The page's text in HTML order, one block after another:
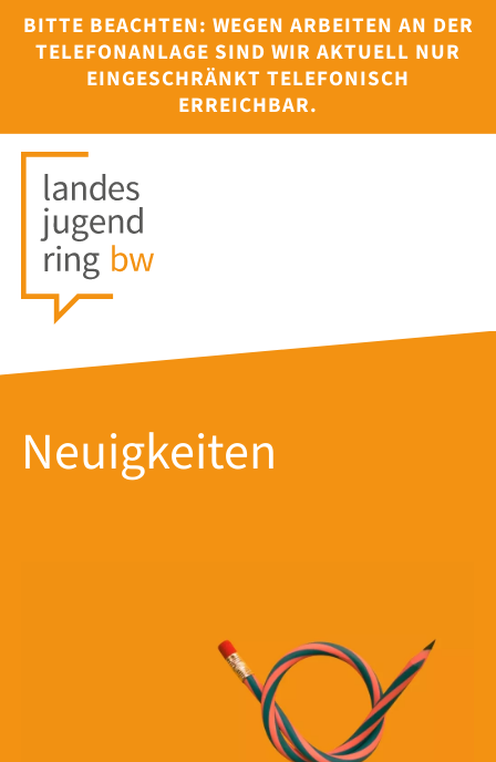
BITTE BEACHTEN: WEGEN ARBEITEN AN DER
TELEFONANLAGE SIND WIR AKTUELL NUR
EINGESCHRÄNKT TELEFONISCH
ERREICHBAR.
Neuigkeiten